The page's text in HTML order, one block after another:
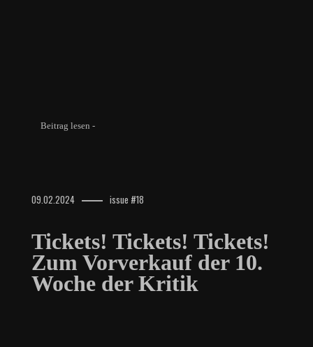
Beitrag lesen -
09.02.2024 issue #18
Tickets! Tickets! Tickets!
Zum Vorverkauf der 10.
Woche der Kritik